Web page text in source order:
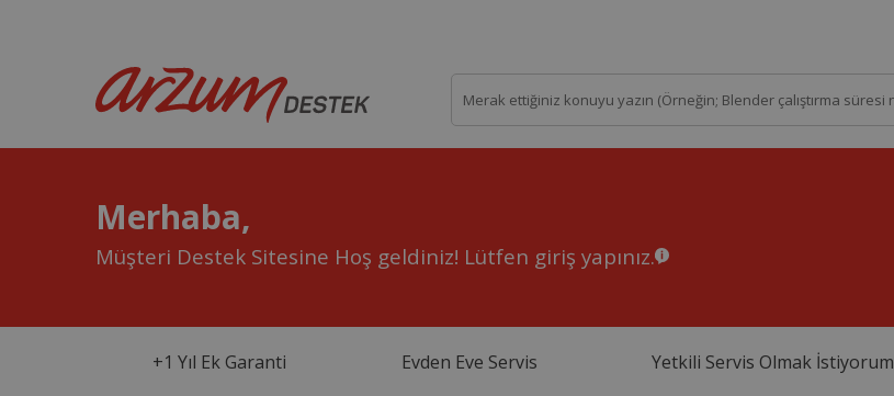
Merhaba,
Müşteri Destek Sitesine Hoş geldiniz! Lütfen giriş yapınız.
+1 Yıl Ek Garanti Evden Eve Servis Yetkili Servis Olmak İstiyorum